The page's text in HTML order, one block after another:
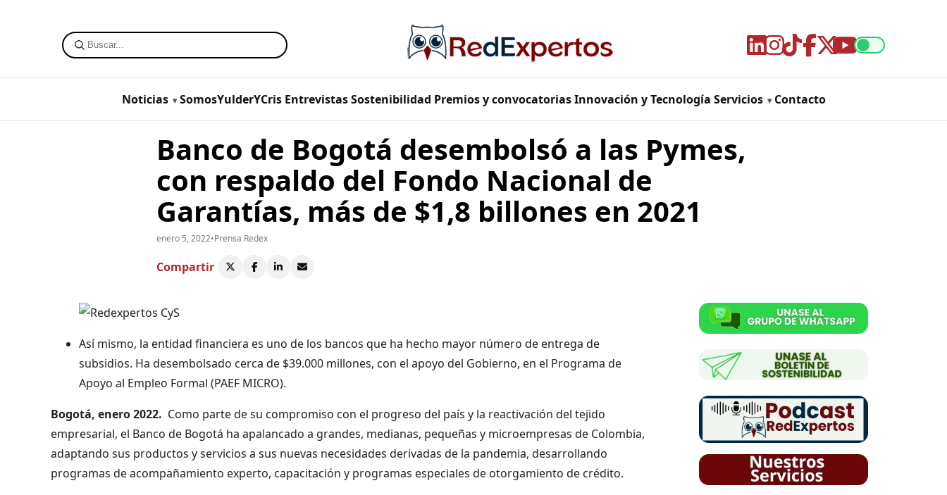
Noticias SomosYulderYCris Entrevistas Sostenibilidad Premios y convocatorias Innovación y Tecnología Servicios Contacto
Banco de Bogotá desembolsó a las Pymes,
con respaldo del Fondo Nacional de
Garantías, más de $1,8 billones en 2021
enero 5, 2022•Prensa Redex
Compartir
Así mismo, la entidad financiera es uno de los bancos que ha hecho mayor número de entrega de
subsidios. Ha desembolsado cerca de $39.000 millones, con el apoyo del Gobierno, en el Programa de
Apoyo al Empleo Formal (PAEF MICRO).
Bogotá, enero 2022. Como parte de su compromiso con el progreso del país y la reactivación del tejido
empresarial, el Banco de Bogotá ha apalancado a grandes, medianas, pequeñas y microempresas de Colombia,
adaptando sus productos y servicios a sus nuevas necesidades derivadas de la pandemia, desarrollando
programas de acompañamiento experto, capacitación y programas especiales de otorgamiento de crédito.